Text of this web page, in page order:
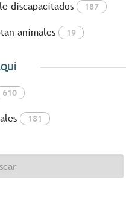
discapacitados 187
animales 19
610
181